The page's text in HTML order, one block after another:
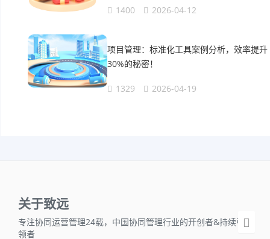
1400 2026-04-12
项目管理：标准化工具案例分析，效率提升
30%的秘密！
1329 2026-04-19
关于致远
专注协同运营管理24载，中国协同管理行业的开创者&持续引
领者